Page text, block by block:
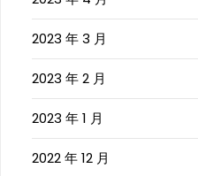
2023 年 3 月
2023 年 2 月
2023 年 1 月
2022 年 12 月